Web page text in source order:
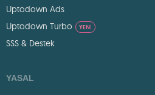
Uptodown Ads
Uptodown Turbo
YENI
SSS & Destek
YASAL